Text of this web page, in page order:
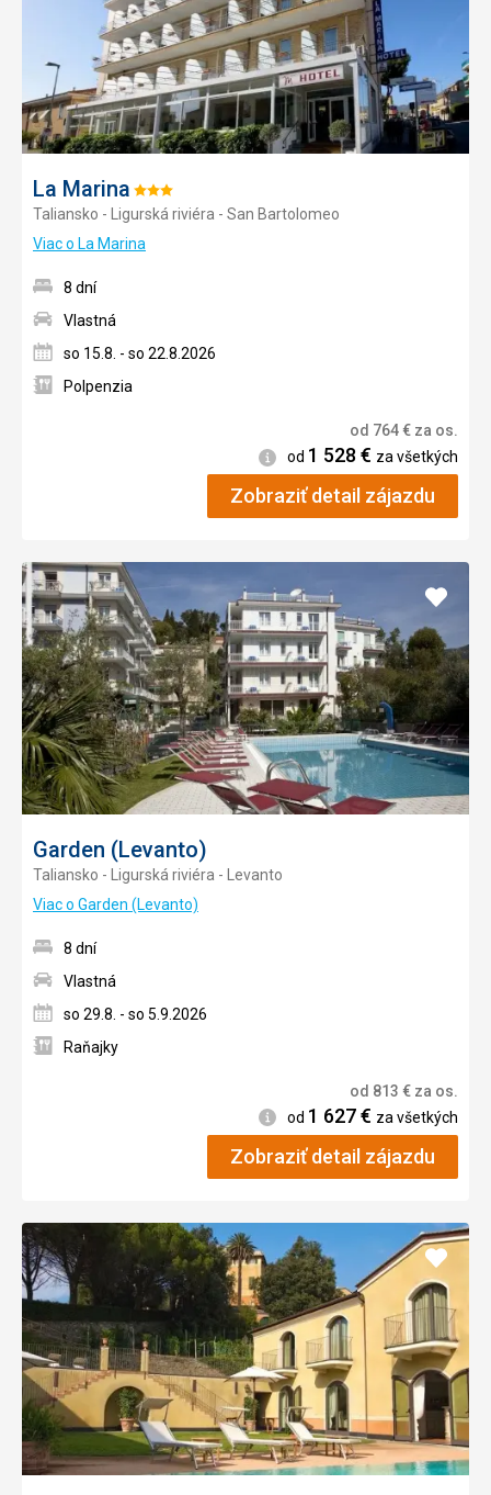
La Marina Hodnotenie:
3/5
Taliansko - Ligurská riviéra - San Bartolomeo
Viac o La Marina
8 dní
Vlastná
so 15.8. - so 22.8.2026
Polpenzia
od 764€ za os.
Informácie
od 1 528 € za všetkých
Zobraziť detail zájazdu
Garden (Levanto)
Taliansko - Ligurská riviéra - Levanto
Viac o Garden (Levanto)
Pridať
8 dní
Vlastná
so 29.8. - so 5.9.2026
Raňajky
od 813 € za os.
Informácie
od 1 627€ za všetkých
Zobraziť detail zájazdu
Pridať